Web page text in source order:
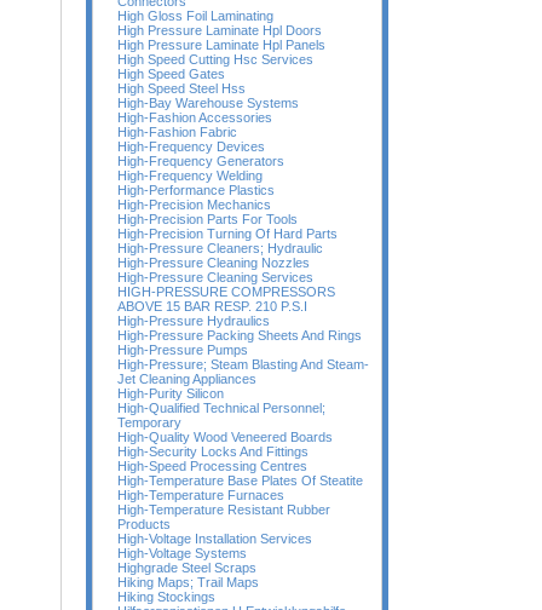
High Gloss Foil Laminating
High Pressure Laminate Hpl Doors
High Pressure Laminate Hpl Panels
High Speed Cutting Hsc Services
High Speed Gates
High Speed Steel Hss
High-Bay Warehouse Systems
High-Fashion Accessories
High-Fashion Fabric
High-Frequency Devices
High-Frequency Generators
High-Frequency Welding
High-Performance Plastics
High-Precision Mechanics
High-Precision Parts For Tools
High-Precision Turning Of Hard Parts
High-Pressure Cleaners; Hydraulic
High-Pressure Cleaning Nozzles
High-Pressure Cleaning Services
HIGH-PRESSURE COMPRESSORS
ABOVE 15 BAR RESP. 210 P.S.I
High-Pressure Hydraulics
High-Pressure Packing Sheets And Rings
High-Pressure Pumps
High-Pressure; Steam Blasting And Steam-
Jet Cleaning Appliances
High-Purity Silicon
High-Qualified Technical Personnel;
Temporary
High-Quality Wood Veneered Boards
High-Security Locks And Fittings
High-Speed Processing Centres
High-Temperature Base Plates Of Steatite
High-Temperature Furnaces
High-Temperature Resistant Rubber
Products
High-Voltage Installation Services
High-Voltage Systems
Highgrade Steel Scraps
Hiking Maps; Trail Maps
Hiking Stockings